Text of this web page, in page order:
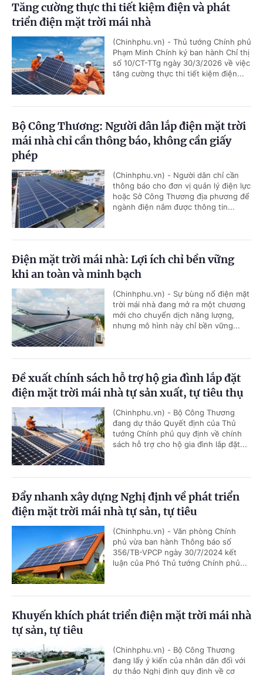
Tăng cường thực thi tiết kiệm điện và phát
triển điện mặt trời mái nhà
(Chinhphu.vn) - Thủ tướng Chính phủ
Phạm Minh Chính ký ban hành Chỉ thị
số 10/CT-TTg ngày 30/3/2026 về việc
tăng cường thực thi tiết kiệm điện...
Bộ Công Thương: Người dân lắp điện mặt trời
mái nhà chỉ cần thông báo, không cần giấy
phép
(Chinhphu.vn) - Người dân chỉ cần
thông báo cho đơn vị quản lý điện lực
hoặc Sở Công Thương địa phương để
ngành điện nắm được thông tin...
Điện mặt trời mái nhà: Lợi ích chỉ bền vững
khi an toàn và minh bạch
(Chinhphu.vn) - Sự bùng nổ điện mặt
trời mái nhà đang mở ra một chương
mới cho chuyển dịch năng lượng,
nhưng mô hình này chỉ bền vững...
Đề xuất chính sách hỗ trợ hộ gia đình lắp đặt
điện mặt trời mái nhà tự sản xuất, tự tiêu thụ
(Chinhphu.vn) - Bộ Công Thương
đang dự thảo Quyết định của Thủ
tướng Chính phủ quy định về chính
sách hỗ trợ cho hộ gia đình lắp đặt...
Đẩy nhanh xây dựng Nghị định về phát triển
điện mặt trời mái nhà tự sản, tự tiêu
(Chinhphu.vn) - Văn phòng Chính
phủ vừa ban hành Thông báo số
356/TB-VPCP ngày 30/7/2024 kết
luận của Phó Thủ tướng Chính phủ...
Khuyến khích phát triển điện mặt trời mái nhà
tự sản, tự tiêu
(Chinhphu.vn) - Bộ Công Thương
đang lấy ý kiến của nhân dân đối với
dự thảo Nghị định quy định về cơ